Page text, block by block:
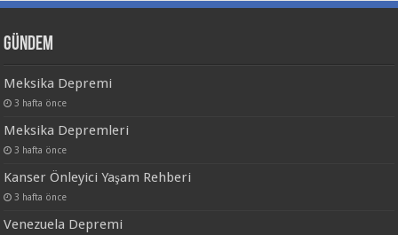
Gündem
Meksika Depremi
3 hafta önce
Meksika Depremleri
3 hafta önce
Kanser Önleyici Yaşam Rehberi
3 hafta önce
Venezuela Depremi